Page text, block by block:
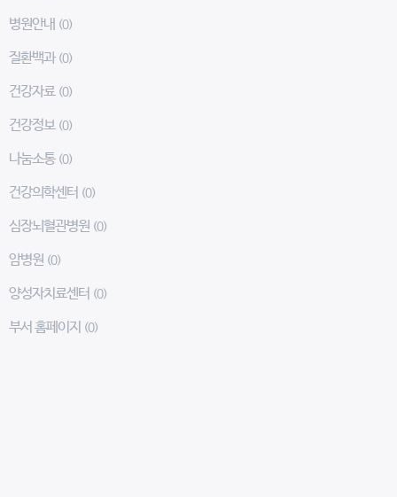
병원안내 (0)
질환백과 (0)
건강자료 (0)
건강정보 (0)
나눔소통 (0)
건강의학센터 (0)
심장뇌혈관병원 (0)
암병원 (0)
양성자치료센터 (0)
부서 홈페이지 (0)